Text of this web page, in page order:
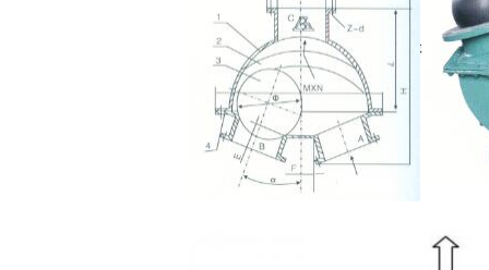
আপনার যদি আরও তথ্যের প্রয়োজন হয়, অনুগ্রহ করে আমাদের
অনুগ্রহ করে তথ্য অনুসরণ উপেক্ষা করুন.
বর্ণনা: